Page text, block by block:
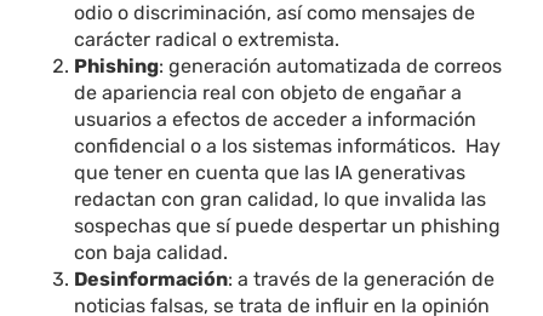
odio o discriminación, así como mensajes de
carácter radical o extremista.
Phishing: generación automatizada de correos
de apariencia real con objeto de engañar a
usuarios a efectos de acceder a información
confidencial o a los sistemas informáticos. Hay
que tener en cuenta que las IA generativas
redactan con gran calidad, lo que invalida las
sospechas que sí puede despertar un phishing
con baja calidad.
Desinformación: a través de la generación de
noticias falsas, se trata de influir en la opinión